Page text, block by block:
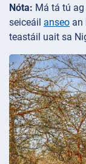
Nóta: Má tá tú
seiceáil anseo an
teastáil uait sa